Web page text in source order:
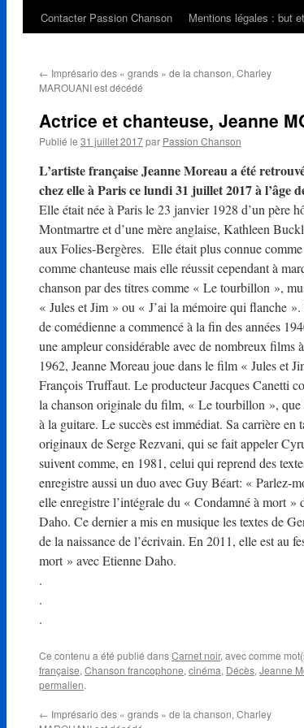
Contacter Passion Chanson
Mentions légales : but
← Imprésario des « grands » de la chanson, Charley
MAROUANI est décédé
Actrice et chanteuse, Jeanne
Publié le 31 juillet 2017par Passion Chanson
L’artiste française Jeanne Moreau a été
chez elle à Paris ce lundi 31 juillet 2017 à l’âge
Elle était née à Paris le 23 janvier 1928 d’un père
Montmartre et d’une mère anglaise, Kathleen
aux Folies-Bergères. Elle était plus connue
comme chanteuse mais elle réussit cependant à
chanson par des titres comme « Le tourbillon »,
« Jules et Jim » ou « J’ai la mémoire qui flanche ».
de comédienne a commencé à la fin des années
une ampleur considérable avec de nombreux films
1962, Jeanne Moreau joue dans le film « Jules et
François Truffaut. Le producteur Jacques Canetti
la chanson originale du film, « Le tourbillon », que
à la guitare. Le succès est immédiat. Sa carrière en
originaux de Serge Rezvani, qui se fait appeler
suivent comme, en 1981, celui qui reprend des
enregistre aussi un duo avec Guy Béart: « Parlez-
elle enregistre l’intégrale du « Condamné à mort
Daho. Ce dernier a mis en musique les textes de
de la naissance de l’écrivain. En 2011, elle est au
mort » avec Etienne Daho.
.
.
.
Ce contenu a été publié dansCarnet noir, avec comme
française, Chanson francophone, cinéma, Décès, Jeanne
permalien.
← Imprésario des « grands » de la chanson, Charley